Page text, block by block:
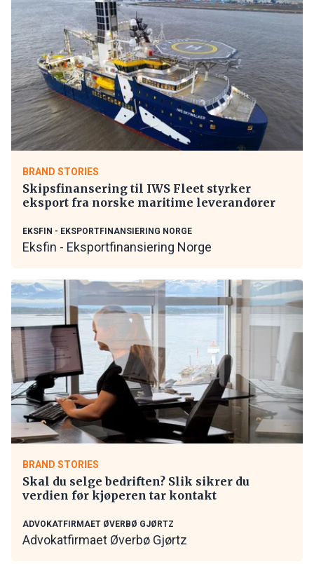
BRAND STORIES
Skipsfinansering til IWS Fleet styrker
eksport fra norske maritime leverandører
EKSFIN - EKSPORTFINANSIERING NORGE
Eksfin - Eksportfinansiering Norge
BRAND STORIES
Skal du selge bedriften? Slik sikrer du
verdien før kjøperen tar kontakt
ADVOKATFIRMAET ØVERBØ GJØRTZ
Advokatfirmaet Øverbø Gjørtz